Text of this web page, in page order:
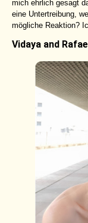
mich ehrlich gesagt
eine Untertreibung,
mögliche Reaktion?
Vidaya and